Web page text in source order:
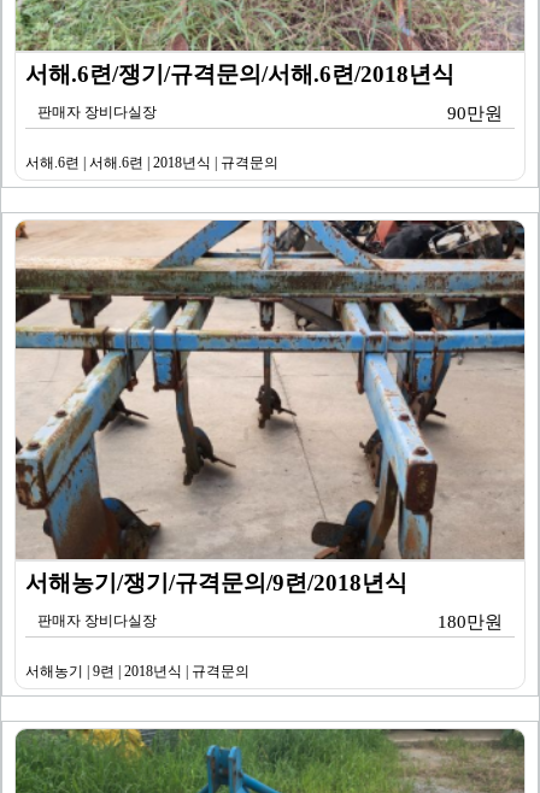
서해.6련/쟁기/규격문의/서해.6련/2018년식
판매자 장비다실장 90만원
서해.6련 | 서해.6련 | 2018년식 | 규격문의
서해농기/쟁기/규격문의/9련/2018년식
판매자 장비다실장 180만원
서해농기 | 9련 | 2018년식 | 규격문의